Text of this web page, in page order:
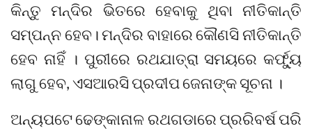
କିନ୍ତୁ ମନ୍ଦିର ଭିତରେ ହେବାକୁ ଥିବା ନୀତିକାନ୍ତି
ସମ୍ପନ୍ନ ହେବ। ମନ୍ଦିର ବାହାରେ କୌଣସି ନୀତିକାନ୍ତି
ହେବ ନାହିଁ । ପୁରୀରେ ରଥଯାତ୍ରା ସମୟରେ କର୍ଫ୍ୟୁ
ଲାଗୁ ହେବ, ଏସଆରସି ପ୍ରଦୀପ ଜେନାଙ୍କ ସୂଚନା ।
ଅନ୍ୟପଟେ ଢେଙ୍କାନାଳ ରଥଗଡାରେ ପ୍ରରିବର୍ଷ ପରି